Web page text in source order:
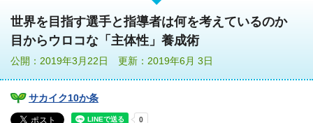
世界を目指す選手と指導者は何を考えているのか
目からウロコな「主体性」養成術
公開：2019年3月22日 更新：2019年6月 3日
サカイク10か条